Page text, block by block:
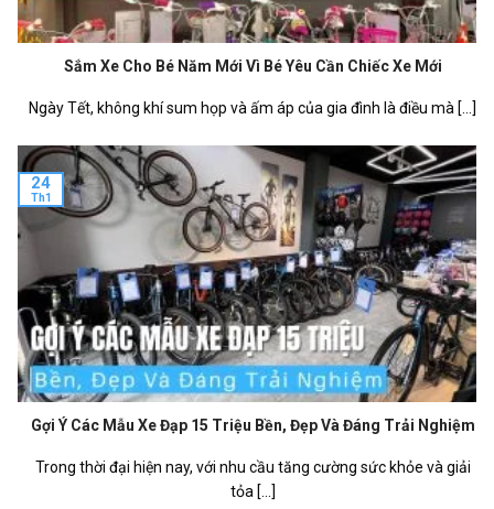
Sắm Xe Cho Bé Năm Mới Vì Bé Yêu Cần Chiếc Xe Mới
Ngày Tết, không khí sum họp và ấm áp của gia đình là điều mà [...]
Gợi Ý Các Mẫu Xe Đạp 15 Triệu Bền, Đẹp Và Đáng Trải Nghiệm
Trong thời đại hiện nay, với nhu cầu tăng cường sức khỏe và giải
tỏa [...]
24
Th1